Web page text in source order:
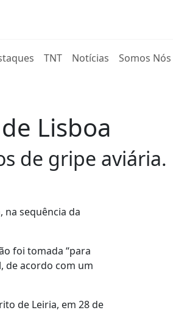
TNT Notícias Somos Nós
Lisboa
de gripe aviária.
sequência da
foi tomada “para
de acordo com um
de Leiria, em 28 de